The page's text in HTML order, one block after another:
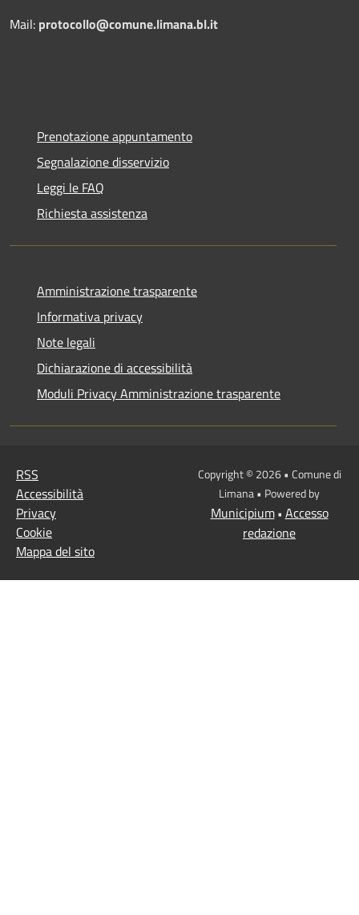
Mail: protocollo@comune.limana.bl.it
Prenotazione appuntamento
Segnalazione disservizio
Leggi le FAQ
Richiesta assistenza
Amministrazione trasparente
Informativa privacy
Note legali
Dichiarazione di accessibilità
Moduli Privacy Amministrazione trasparente
RSS
Accessibilità
Privacy
Cookie
Mappa del sito
Copyright © 2026 • Comune di
Limana • Powered by
Municipium• Accesso
redazione